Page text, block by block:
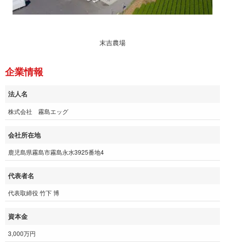
末吉農場
企業情報
法人名
株式会社 霧島エッグ
会社所在地
鹿児島県霧島市霧島永水3925番地4
代表者名
代表取締役 竹下 博
資本金
3,000万円